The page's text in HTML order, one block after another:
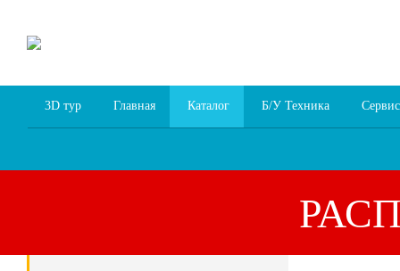
3D тур Главная Каталог Б/У Техника Сервис